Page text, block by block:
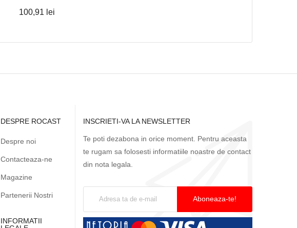
100,91 lei
DESPRE ROCAST
Despre noi
Contacteaza-ne
Magazine
Partenerii Nostri
INFORMATII
INSCRIETI-VA LA NEWSLETTER
Te poti dezabona in orice moment. Pentru aceasta
te rugam sa folosesti informatiile noastre de contact
din nota legala.